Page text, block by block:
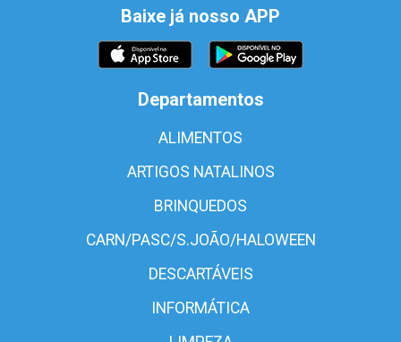
Baixe já nosso APP
Departamentos
ALIMENTOS
ARTIGOS NATALINOS
BRINQUEDOS
CARN/PASC/S.JOÃO/HALOWEEN
DESCARTÁVEIS
INFORMÁTICA